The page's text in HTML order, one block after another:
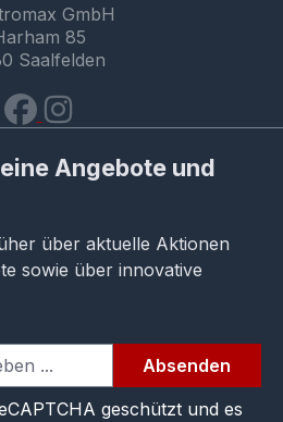
GmbH
85
Saalfelden
Angebote und
über aktuelle Aktionen
sowie über innovative
Absenden
geschützt und es